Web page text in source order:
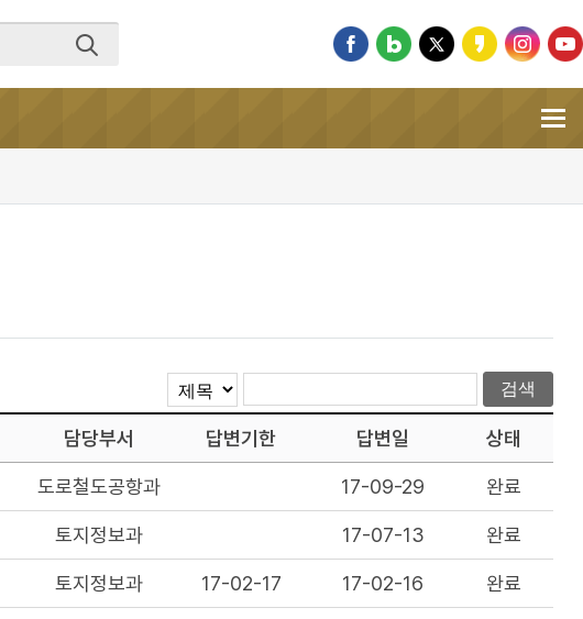
담당부서 답변기한 답변일 상태
도로철도공항과 17-09-29 완료
토지정보과 17-07-13 완료
토지정보과 17-02-17 17-02-16 완료